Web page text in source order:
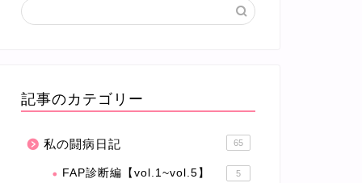
記事のカテゴリー
私の闘病日記 65
FAP診断編【vol.1~vol.5】 5